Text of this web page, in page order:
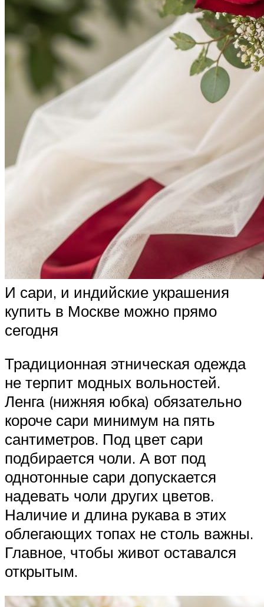
И сари, и индийские украшения
купить в Москве можно прямо
сегодня
Традиционная этническая одежда
не терпит модных вольностей.
Ленга (нижняя юбка) обязательно
короче сари минимум на пять
сантиметров. Под цвет сари
подбирается чоли. А вот под
однотонные сари допускается
надевать чоли других цветов.
Наличие и длина рукава в этих
облегающих топах не столь важны.
Главное, чтобы живот оставался
открытым.